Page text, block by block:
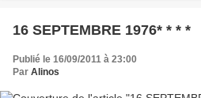
16 SEPTEMBRE 1976* * * *
Publié le 16/09/2011 à 23:00
Par Alinos